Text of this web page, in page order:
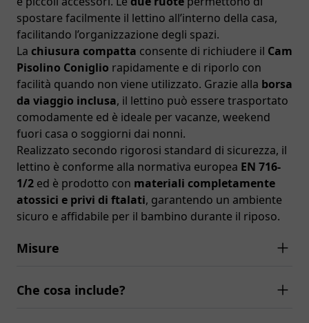
spostare facilmente il lettino all’interno della casa,
facilitando l’organizzazione degli spazi.
La chiusura compatta consente di richiudere il Cam
Pisolino Coniglio rapidamente e di riporlo con
facilità quando non viene utilizzato. Grazie alla borsa
da viaggio inclusa, il lettino può essere trasportato
comodamente ed è ideale per vacanze, weekend
fuori casa o soggiorni dai nonni.
Realizzato secondo rigorosi standard di sicurezza, il
lettino è conforme alla normativa europea EN 716-
1/2 ed è prodotto con materiali completamente
atossici e privi di ftalati, garantendo un ambiente
sicuro e affidabile per il bambino durante il riposo.
Misure
Che cosa include?